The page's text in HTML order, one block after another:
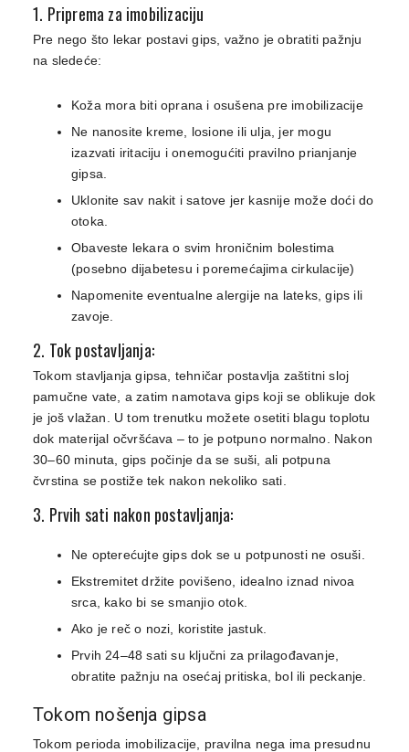
1. Priprema za imobilizaciju
Pre nego što lekar postavi gips, važno je obratiti pažnju
na sledeće:
Koža mora biti oprana i osušena pre imobilizacije
Ne nanosite kreme, losione ili ulja, jer mogu
izazvati iritaciju i onemogućiti pravilno prianjanje
gipsa.
Uklonite sav nakit i satove jer kasnije može doći do
otoka.
Obaveste lekara o svim hroničnim bolestima
(posebno dijabetesu i poremećajima cirkulacije)
Napomenite eventualne alergije na lateks, gips ili
zavoje.
2. Tok postavljanja:
Tokom stavljanja gipsa, tehničar postavlja zaštitni sloj
pamučne vate, a zatim namotava gips koji se oblikuje dok
je još vlažan. U tom trenutku možete osetiti blagu toplotu
dok materijal očvršćava – to je potpuno normalno. Nakon
30–60 minuta, gips počinje da se suši, ali potpuna
čvrstina se postiže tek nakon nekoliko sati.
3. Prvih sati nakon postavljanja:
Ne opterećujte gips dok se u potpunosti ne osuši.
Ekstremitet držite povišeno, idealno iznad nivoa
srca, kako bi se smanjio otok.
Ako je reč o nozi, koristite jastuk.
Prvih 24–48 sati su ključni za prilagođavanje,
obratite pažnju na osećaj pritiska, bol ili peckanje.
Tokom nošenja gipsa
Tokom perioda imobilizacije, pravilna nega ima presudnu